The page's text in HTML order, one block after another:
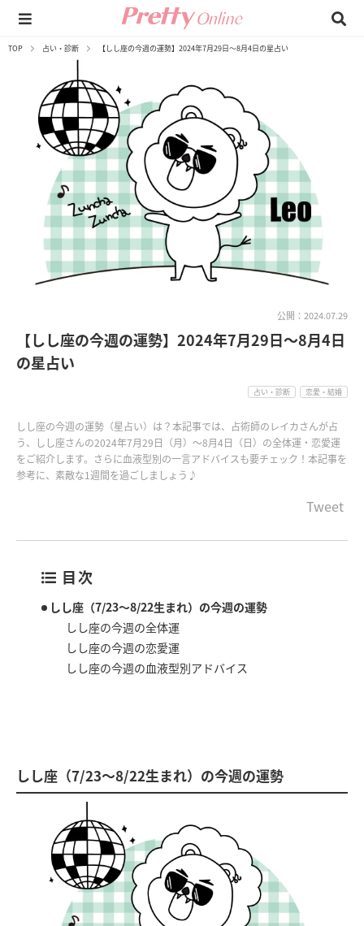
TOP 占い・診断 【しし座の今週の運勢】2024年7月29日～8月4日の星占い
公開：2024.07.29
【しし座の今週の運勢】2024年7月29日～8月4日
の星占い
占い・診断 恋愛・結婚
しし座の今週の運勢（星占い）は？本記事では、占術師のレイカさんが占
う、しし座さんの2024年7月29日（月）〜8月4日（日）の全体運・恋愛運
をご紹介します。さらに血液型別の一言アドバイスも要チェック！本記事を
参考に、素敵な1週間を過ごしましょう♪
Tweet
目次
しし座（7/23～8/22生まれ）の今週の運勢
しし座の今週の全体運
しし座の今週の恋愛運
しし座の今週の血液型別アドバイス
しし座（7/23～8/22生まれ）の今週の運勢